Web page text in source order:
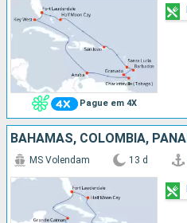
Pague em 4X
MS Volendam 13 d